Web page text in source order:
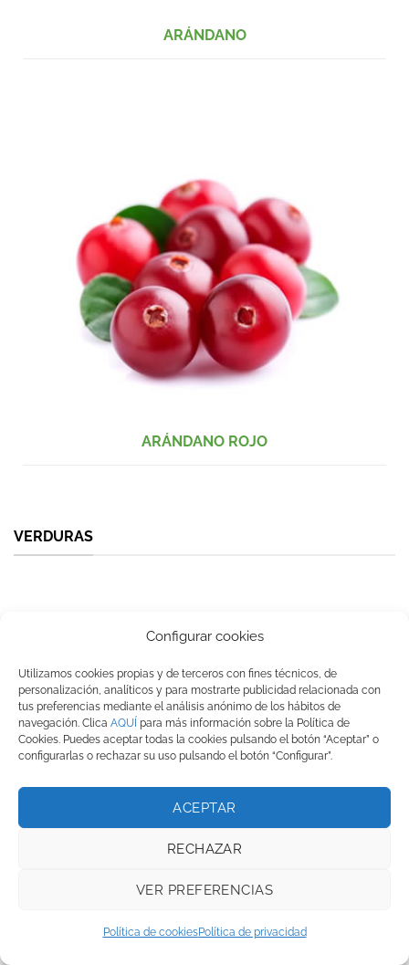
Configurar cookies
Utilizamos cookies propias y de terceros con fines técnicos, de
personalización, analíticos y para mostrarte publicidad relacionada con
tus preferencias mediante el análisis anónimo de los hábitos de
navegación. Clica AQUÍ para más información sobre la Política de
Cookies. Puedes aceptar todas la cookies pulsando el botón “Aceptar” o
configurarlas o rechazar su uso pulsando el botón “Configurar”.
ACEPTAR
RECHAZAR
VER PREFERENCIAS
Política de cookiesPolítica de privacidad
ARÁNDANO
ARÁNDANO ROJO
VERDURAS
JENGIBRE